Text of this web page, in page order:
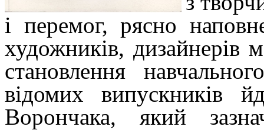
і перемог, рясно
художників, дизайнерів
становлення
відомих випускників
Ворончака, який